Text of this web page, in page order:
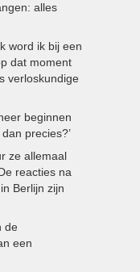
alles
word ik bij een
dat moment
verloskundige
beginnen
precies?’
ze allemaal
reacties na
Berlijn zijn
de
een